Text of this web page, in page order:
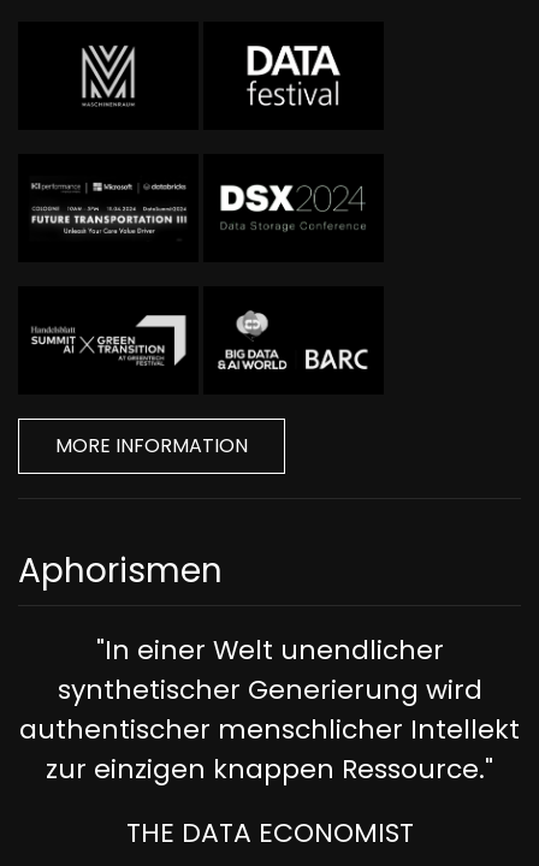
MORE INFORMATION
Aphorismen
"In einer Welt unendlicher
synthetischer Generierung wird
authentischer menschlicher Intellekt
zur einzigen knappen Ressource."
THE DATA ECONOMIST